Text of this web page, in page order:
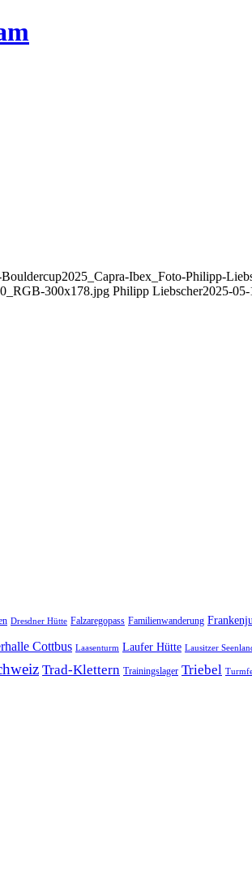
Ibex_Foto-Philipp-
300x178.jpg Philipp Liebscher2025-
Dresdner Hütte Falzaregopass Familienwanderung
Cottbus Laasenturm Laufer Hütte Lausitzer
Trad-Klettern Trainingslager Triebel